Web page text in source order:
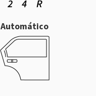
Automático